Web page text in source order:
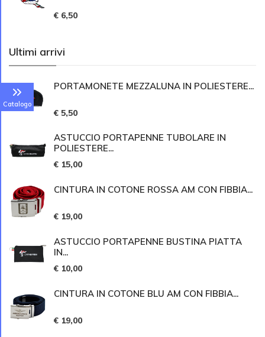
Catalogo
€ 6,50
Ultimi arrivi
PORTAMONETE MEZZALUNA IN POLIESTERE...
€ 5,50
ASTUCCIO PORTAPENNE TUBOLARE IN
POLIESTERE...
€ 15,00
CINTURA IN COTONE ROSSA AM CON FIBBIA...
€ 19,00
ASTUCCIO PORTAPENNE BUSTINA PIATTA
IN...
€ 10,00
CINTURA IN COTONE BLU AM CON FIBBIA...
€ 19,00